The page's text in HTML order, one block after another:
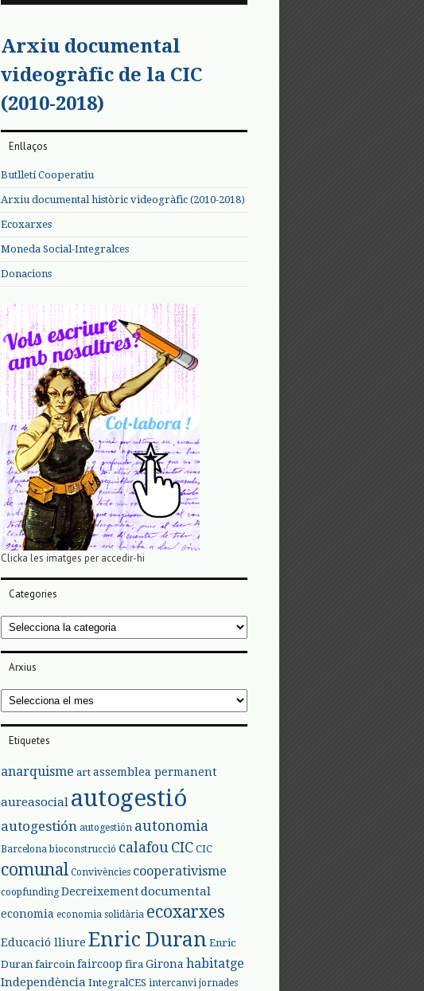
Arxiu documental
videogràfic de la CIC
(2010-2018)
Enllaços
Butlletí Cooperatiu
Arxiu documental històric videogràfic (2010-2018)
Ecoxarxes
Moneda Social-Integralces
Donacions
Clicka les imatges per accedir-hi
Categories
Categories
Arxius
Arxius
Etiquetes
anarquisme art assemblea permanent
aureasocial autogestió
autogestión autogestión autonomia
Barcelona bioconstrucció calafou CIC CIC
comunal Convivències cooperativisme
coopfunding Decreixementdocumental
economia economia solidària ecoxarxes
Educació lliure Enric Duran Enric
Duran faircoin faircoop fira Girona habitatge
Independència IntegralCES intercanvi jornades